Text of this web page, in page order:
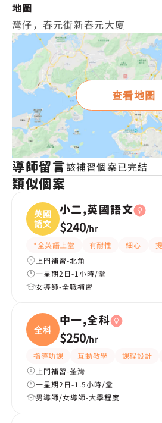
地圖
灣仔，春元街新春元大廈
查看地圖
導師留言該補習個案已完結
類似個案
英國
語文
小二,英國語文
$240/hr
*全英語上堂 有耐性 細心
上門補習-北角
一星期2日-1小時/堂
女導師-全職補習
全科
中一,全科
$250/hr
指導功課 互動教學 課程設計
上門補習-荃灣
一星期2日-1.5小時/堂
男導師/女導師-大學程度